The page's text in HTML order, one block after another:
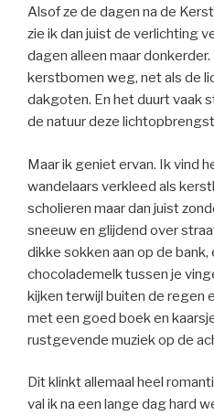
Alsof ze de dagen na de
zie ik dan juist de verlichting
dagen alleen maar donkerder.
kerstbomen weg, net als de
dakgoten. En het duurt vaak
de natuur deze
Maar ik geniet ervan. Ik vind
wandelaars verkleed als
scholieren maar dan juist
sneeuw en glijdend over
dikke sokken aan op de
chocolademelk tussen je
kijken terwijl buiten de regen
met een goed boek en
rustgevende muziek op de
Dit klinkt allemaal heel
val ik na een lange dag hard